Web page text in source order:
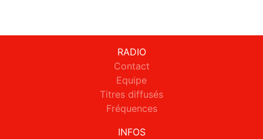
RADIO
Contact
Equipe
Titres diffusés
Fréquences
INFOS